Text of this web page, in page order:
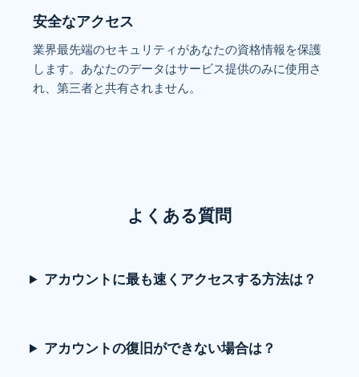
安全なアクセス
業界最先端のセキュリティがあなたの資格情報を保護
します。あなたのデータはサービス提供のみに使用さ
れ、第三者と共有されません。
よくある質問
アカウントに最も速くアクセスする方法は？
アカウントの復旧ができない場合は？